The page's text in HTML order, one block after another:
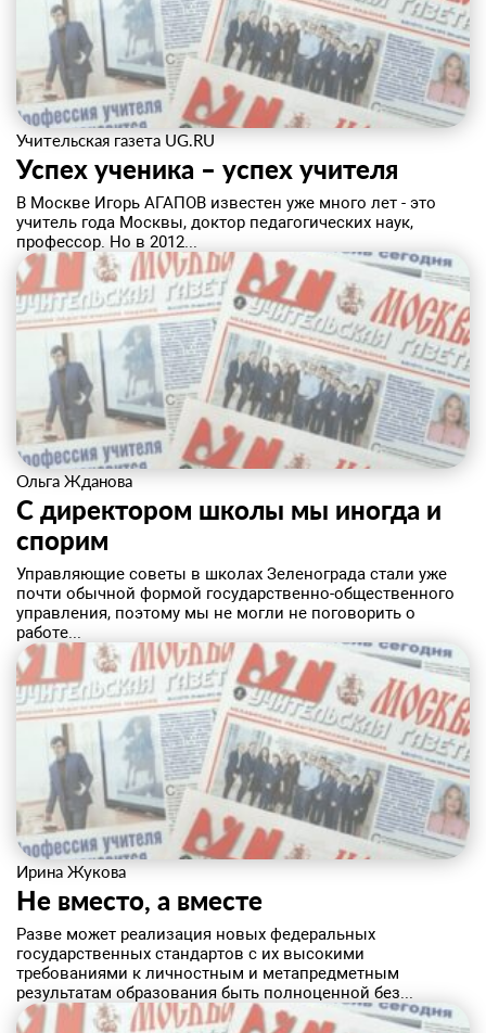
Учительская газета UG.RU
Успех ученика – успех учителя
​В Москве Игорь АГАПОВ известен уже много лет - это
учитель года Москвы, доктор педагогических наук,
профессор. Но в 2012...
Ольга Жданова
С директором школы мы иногда и
спорим
Управляющие советы в школах Зеленограда стали уже
почти обычной формой государственно-общественного
управления, поэтому мы не могли не поговорить о
работе...
Ирина Жукова
Не вместо, а вместе
Разве может реализация новых федеральных
государственных стандартов с их высокими
требованиями к личностным и метапредметным
результатам образования быть полноценной без...